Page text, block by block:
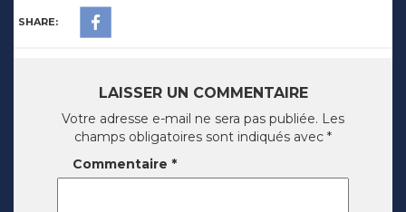
SHARE:
LAISSER UN COMMENTAIRE
Votre adresse e-mail ne sera pas publiée. Les
champs obligatoires sont indiqués avec *
Commentaire *